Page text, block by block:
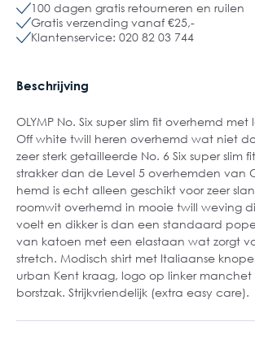
100 dagen gratis retourneren en ruilen
Gratis verzending vanaf €25,-
Klantenservice: 020 82 03 744
Beschrijving
OLYMP No. Six super slim fit overhemd
Off white twill heren overhemd wat niet
zeer sterk getailleerde No. 6 Six super slim
strakker dan de Level 5 overhemden van
hemd is echt alleen geschikt voor zeer
roomwit overhemd in mooie twill weving
voelt en dikker is dan een standaard
van katoen met een elastaan wat zorgt
stretch. Modisch shirt met Italiaanse
urban Kent kraag, logo op linker manchet
borstzak. Strijkvriendelijk (extra easy care).